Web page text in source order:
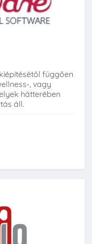
függően
, vagy
hátterében
áll.